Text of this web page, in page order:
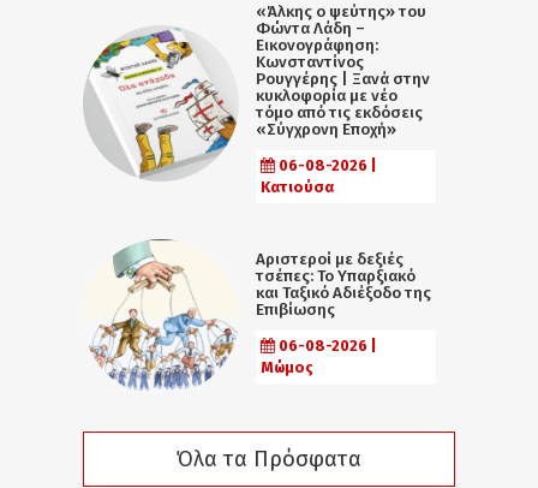
«Άλκης ο ψεύτης» του
Φώντα Λάδη –
Εικονογράφηση:
Κωνσταντίνος
Ρουγγέρης | Ξανά στην
κυκλοφορία με νέο
τόμο από τις εκδόσεις
«Σύγχρονη Εποχή»
06-08-2026 |
Κατιούσα
Αριστεροί με δεξιές
τσέπες: Το Υπαρξιακό
και Ταξικό Αδιέξοδο της
Επιβίωσης
06-08-2026 |
Μώμος
Όλα τα Πρόσφατα